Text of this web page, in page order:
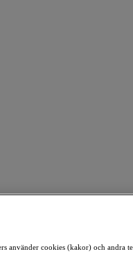
använder cookies (kakor) och andra